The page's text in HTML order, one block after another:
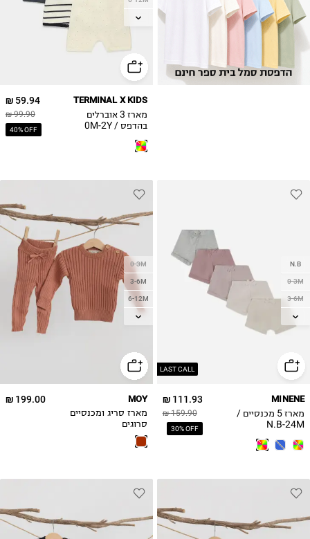
12-18M
59.94 ₪
99.90 ₪
40% OFF
TERMINAL X KIDS
מארז 3 אוברלים
בהדפס / 0M-2Y
LAST CALL
N.B
0-3M
3-6M
6-12M
12-18M
111.93 ₪
159.90 ₪
30% OFF
MINENE
מארז 5 מכנסיים /
N.B-24M
0-3M
3-6M
6-12M
12-18M
199.00 ₪ MOY
מארז סריג ומכנסיים
סרוגים